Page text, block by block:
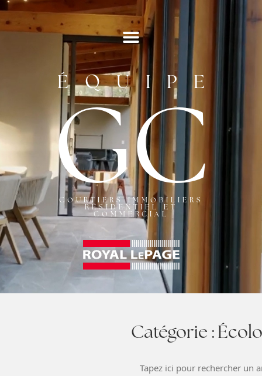
ÉQUIPE
GC
COURTIERS IMMOBILIERS
RÉSIDENTIEL ET
COMMERCIAL
Catégorie :Écolo